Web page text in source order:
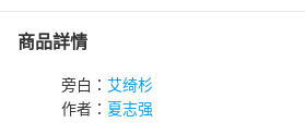
商品詳情
旁白： 艾绮杉
作者： 夏志强